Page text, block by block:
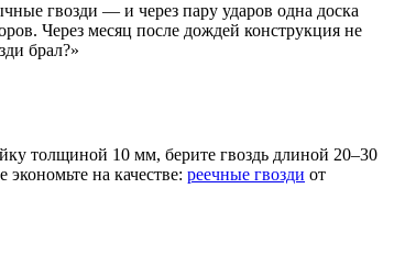
гвозди — и через пару ударов одна доска
Через месяц после дождей конструкция не
брал?»
толщиной 10 мм, берите гвоздь длиной 20–30
на качестве: реечные гвозди от